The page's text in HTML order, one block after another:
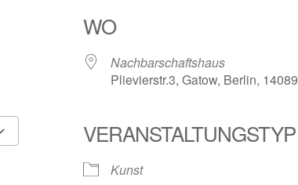
Google Kalender
WO
Nachbarschaftshaus
Plievierstr.3, Gatow, Berlin, 14089
VERANSTALTUNGSTYP
Kunst